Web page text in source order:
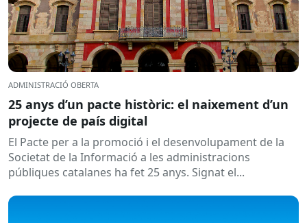
ADMINISTRACIÓ OBERTA
25 anys d’un pacte històric: el naixement d’un
projecte de país digital
El Pacte per a la promoció i el desenvolupament de la
Societat de la Informació a les administracions
públiques catalanes ha fet 25 anys. Signat el...